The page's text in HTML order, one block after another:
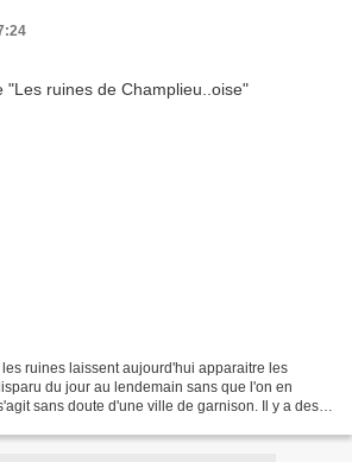
ruines laissent aujourd'hui apparaitre les
du jour au lendemain sans que l'on en
sans doute d'une ville de garnison. Il y a des